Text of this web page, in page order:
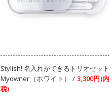
Stylish! 名入れができるトリオセット
Myowner（ホワイト） / 3,300円(内
税)